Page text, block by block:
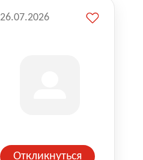
26.07.2026
Откликнуться